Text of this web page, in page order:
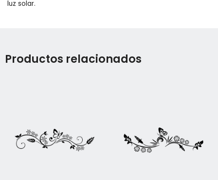
luz solar.
Productos relacionados